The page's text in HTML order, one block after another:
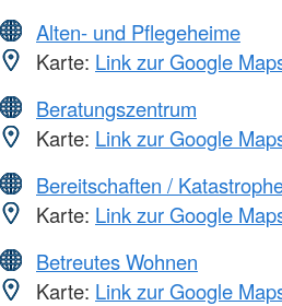
Alten- und Pflegeheime
Karte: Link zur Google
Beratungszentrum
Karte: Link zur Google
Bereitschaften /
Karte: Link zur Google
Betreutes Wohnen
Karte: Link zur Google